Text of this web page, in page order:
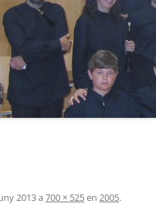
2013a 700 × 525en 2005.